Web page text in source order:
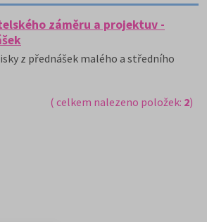
záměru a projektuv -
z přednášek malého a středního
( celkem nalezeno položek: 2)